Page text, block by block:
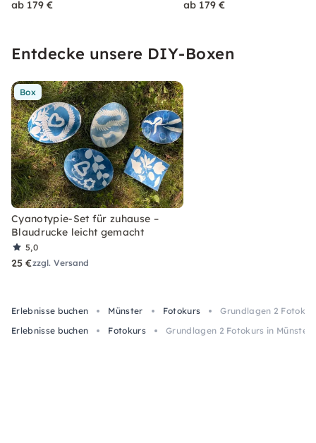
ab 179 € ab 179 €
Entdecke unsere DIY-Boxen
Box
Cyanotypie-Set für zuhause –
Blaudrucke leicht gemacht
5,0
25 €zzgl. Versand
Erlebnisse buchen Münster Fotokurs
Grundlagen 2
Erlebnisse buchen
Fotokurs Grundlagen 2 Fotokurs in